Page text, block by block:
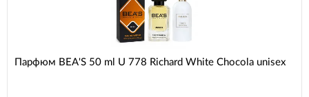
Парфюм BEA'S 50 ml U 778 Richard White Chocola unisex